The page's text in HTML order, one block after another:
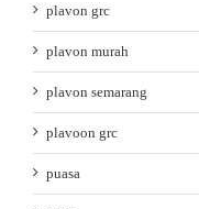
plavon grc
plavon murah
plavon semarang
plavoon grc
puasa